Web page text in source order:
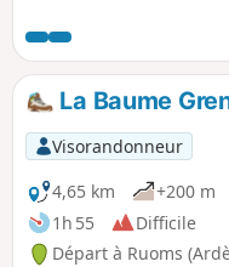
La Baume
Visorandonneur
4,65 km
+200 m
1h 55
Difficile
Départ à Ruoms